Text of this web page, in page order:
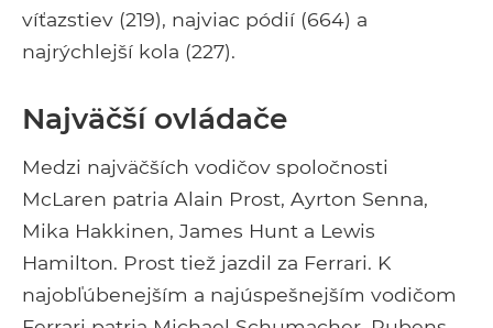
víťazstiev (219), najviac pódií (664) a
najrýchlejší kola (227).
Najväčší ovládače
Medzi najväčších vodičov spoločnosti
McLaren patria Alain Prost, Ayrton Senna,
Mika Hakkinen, James Hunt a Lewis
Hamilton. Prost tiež jazdil za Ferrari. K
najobľúbenejším a najúspešnejším vodičom